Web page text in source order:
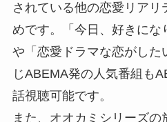
されている他の恋愛リアリ
めです。「今日、好きにな
や「恋愛ドラマな恋がした
じABEMA発の人気番組も
話視聴可能です。
また、オオカミシリーズ